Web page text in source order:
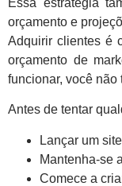
Essa estratégia
orçamento e
Adquirir clientes é
orçamento de
funcionar, você não
Antes de tentar
Lançar um site
Mantenha-se
Comece a